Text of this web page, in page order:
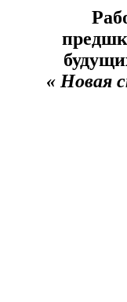
« Новая
Автор -